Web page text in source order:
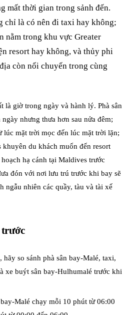
mất thời gian trong sảnh đến.
chỉ là có nên đi taxi hay không;
nằm trong khu vực Greater
resort hay không, và thủy phi
còn nối chuyến trong cùng
là giờ trong ngày và hành lý. Phà sân
nhưng thưa hơn sau nửa đêm;
lúc mặt trời mọc đến lúc mặt trời lặn;
du khách muốn đến resort
hạ cánh tại Maldives trước
đón với nơi lưu trú trước khi bay sẽ
ngẫu nhiên các quầy, tàu và tài xế
trước
so sánh phà sân bay-Malé, taxi,
xe buýt sân bay-Hulhumalé trước khi
Malé chạy mỗi 10 phút từ 06:00